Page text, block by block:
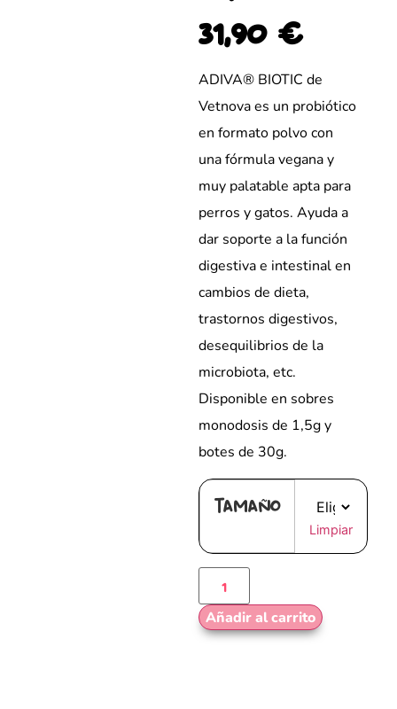
31,90 €
ADIVA® BIOTIC de
Vetnova es un probiótico
en formato polvo con
una fórmula vegana y
muy palatable apta para
perros y gatos. Ayuda a
dar soporte a la función
digestiva e intestinal en
cambios de dieta,
trastornos digestivos,
desequilibrios de la
microbiota, etc.
Disponible en sobres
monodosis de 1,5g y
botes de 30g.
Tamaño
Limpiar
Añadir al carrito